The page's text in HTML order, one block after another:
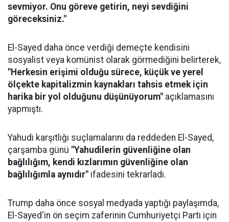
sevmiyor. Onu göreve getirin, neyi sevdiğini
göreceksiniz."
El-Sayed daha önce verdiği demeçte kendisini
sosyalist veya komünist olarak görmediğini belirterek,
"Herkesin erişimi olduğu sürece, küçük ve yerel
ölçekte kapitalizmin kaynakları tahsis etmek için
harika bir yol olduğunu düşünüyorum" açıklamasını
yapmıştı.
Yahudi karşıtlığı suçlamalarını da reddeden El-Sayed,
çarşamba günü "Yahudilerin güvenliğine olan
bağlılığım, kendi kızlarımın güvenliğine olan
bağlılığımla aynıdır" ifadesini tekrarladı.
Trump daha önce sosyal medyada yaptığı paylaşımda,
El-Sayed'in ön seçim zaferinin Cumhuriyetçi Parti için